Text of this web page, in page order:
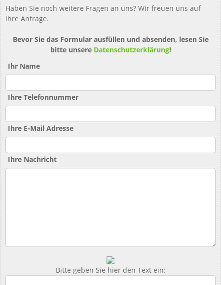
Haben Sie noch weitere Fragen an uns? Wir freuen uns auf
ihre Anfrage.
Bevor Sie das Formular ausfüllen und absenden, lesen Sie
bitte unsere Datenschutzerklärung!
Ihr Name
Ihre Telefonnummer
Ihre E-Mail Adresse
Ihre Nachricht
Bitte geben Sie hier den Text ein: